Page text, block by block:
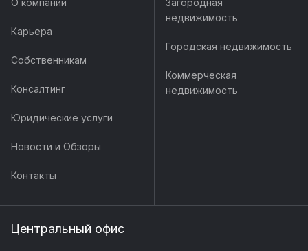
Карьера
Собственникам
Консалтинг
Юридические услуги
Новости и Обзоры
Контакты
недвижимость
Городская недвижимость
Коммерческая
недвижимость
Центральный офис